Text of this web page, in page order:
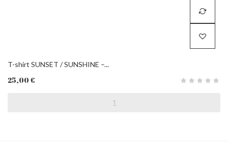
T-shirt SUNSET / SUNSHINE –...
25,00 €